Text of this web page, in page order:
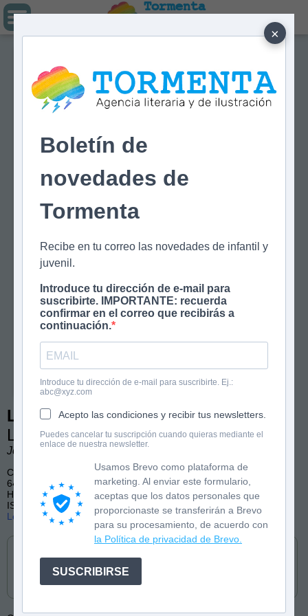
×
Boletín de
novedades de
Tormenta
Recibe en tu correo las novedades de infantil y
juvenil.
Introduce tu dirección de e-mail para
suscribirte. IMPORTANTE: recuerda
confirmar en el correo que recibirás a
continuación.
Introduce tu dirección de e-mail para suscribirte. Ej.:
abc@xyz.com
Acepto las condiciones y recibir tus newsletters.
Puedes cancelar tu suscripción cuando quieras mediante el
enlace de nuestra newsletter.
Usamos Brevo como plataforma de
marketing. Al enviar este formulario,
aceptas que los datos personales que
proporcionaste se transferirán a Brevo
para su procesamiento, de acuerdo con
la Política de privacidad de Brevo.
SUSCRIBIRSE
Tormenta
Los hermanos MacGuffin 1
La batalla de las 37 torres y media
José Fragoso
Cómic
64 páginas, color
Humor, Aventuras, Fantasía
ISBN: 9788419472571
Lee las primeras páginas